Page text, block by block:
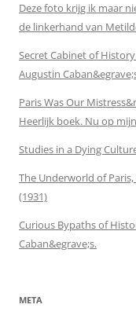
Deze foto krijg ik maar
de linkerhand van
Secret Cabinet of
Augustin
Paris Was Our
Heerlijk boek. Nu op
Studies in a Dying
The Underworld of
(1931)
Curious Bypaths of
Caban&egrave;s.
META